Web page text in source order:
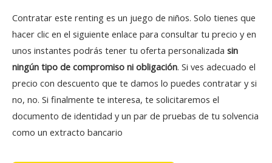
Contratar este renting es un juego de niños. Solo tienes que
hacer clic en el siguiente enlace para consultar tu precio y en
unos instantes podrás tener tu oferta personalizada sin
ningún tipo de compromiso ni obligación. Si ves adecuado el
precio con descuento que te damos lo puedes contratar y si
no, no. Si finalmente te interesa, te solicitaremos el
documento de identidad y un par de pruebas de tu solvencia
como un extracto bancario